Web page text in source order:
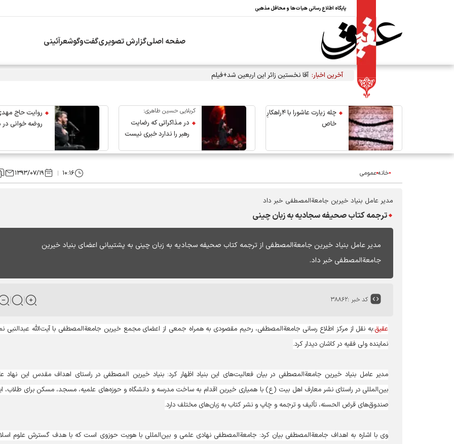
پایگاه اطلاع رسانی هیات‌ها و محافل مذهبی
صفحه اصلیگزارش تصویریگفت‌وگوشعرآئینی
آخرین اخبار: آقا نخستین زائر این اربعین شد+فیلم
چله زیارت عاشورا با ۴راهکارِ
خاص
کربلایی حسین طاهری:
در مذاکراتی که رضایت
رهبر را ندارد خبری نیست
روایت حاج
روضه خوانی
خانهعمومی ۱۰:۱۶ ۱۳۹۳/۰۷/۱۹
مدیر عامل بنیاد خیرین جامعةالمصطفی خبر داد
ترجمه کتاب صحیفه سجادیه به زبان چینی
مدیر عامل بنیاد خیرین جامعةالمصطفی از ترجمه کتاب صحیفه سجادیه به زبان چینی به پشتیبانی اعضای بنیاد خیرین
جامعة‌المصطفی خبر داد.
کد خبر :۳۸۸۶۲
عقیق:به نقل از مرکز اطلاع رسانی جامعةالمصطفی، رحیم مقصودی به همراه جمعی از اعضای مجمع خیرین جامعةالمصطفی با آیت‌الله عبدالنبی
نماینده ولی فقیه در کاشان دیدار کرد.
مدیر عامل بنیاد خیرین جامعةالمصطفی در بیان فعالیت‌های این بنیاد اظهار کرد: بنیاد خیرین المصطفی در راستای اهداف مقدس این نهاد
بین‌المللی در راستای نشر معارف اهل بیت (ع) با همیاری خیرین اقدام به ساخت مدرسه و دانشگاه و حوزه‌های علمیه، مسجد، مسکن برای طلاب،
صندوق‌های قرض الحسنه، تألیف و ترجمه و چاپ و نشر کتاب به زبان‌های مختلف دارد.
وی با اشاره به اهداف جامعةالمصطفی بیان کرد: جامعةالمصطفی نهادی علمی و بین‌المللی با هویت حوزوی است که با هدف گسترش علوم